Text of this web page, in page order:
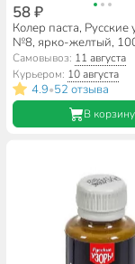
58 ₽
Колер паста, Русские
№8, ярко-желтый,
Самовывоз: 11 августа
Курьером: 10 августа
4.9•52 отзыва
В корзину